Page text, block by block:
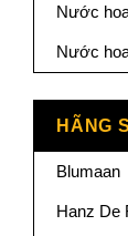
Nước
Nước
HÃNG
Blumaan
Hanz De